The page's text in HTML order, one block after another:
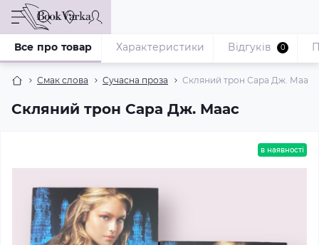
Смак слова Сучасна проза Скляний трон Сара Дж. Маас
Скляний трон Сара Дж. Маас
Все про товар Характеристики Відгуків 0
в наявності